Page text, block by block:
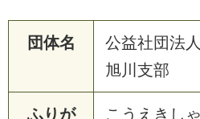
団体名
公益社団法
旭川支部
ふりが
こうえきし